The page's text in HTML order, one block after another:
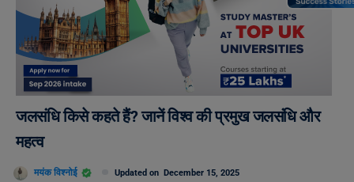
जलसंधि किसे कहते हैं? जानें विश्व की प्रमुख जलसंधि और
महत्व
मयंक विश्नोई Updated on December 15, 2025